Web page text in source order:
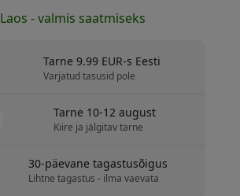
Laos - valmis saatmiseks
Tarne 9.99 EUR-s Eesti
Varjatud tasusid pole
Tarne 10-12 august
Kiire ja jälgitav tarne
30-päevane tagastusõigus
Lihtne tagastus - ilma vaevata